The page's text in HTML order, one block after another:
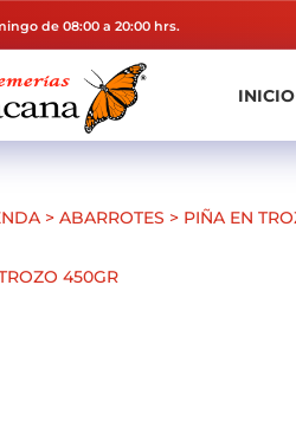
de 08:00 a 20:00 hrs.
INICIO
>ABARROTES > PIÑA EN